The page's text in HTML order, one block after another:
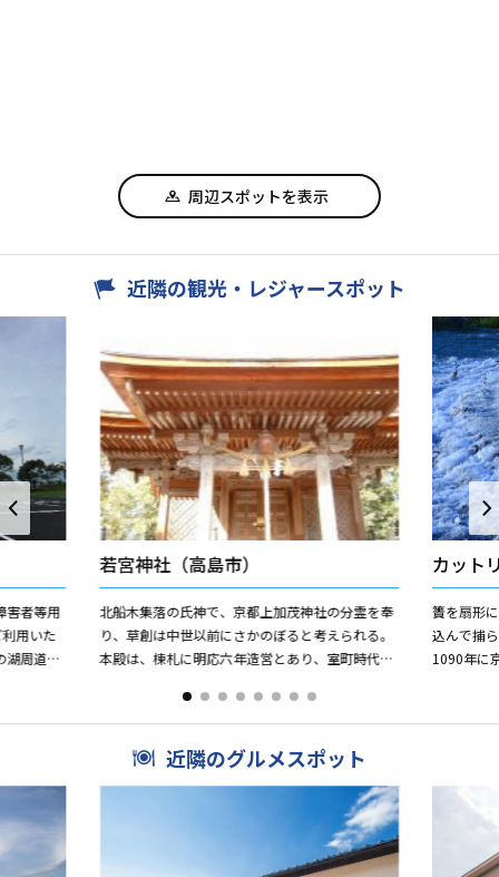
周辺スポットを表示
近隣の観光・レジャースポット
害者等用
用いた
湖周道路
若宮神社（高島市）
北船木集落の氏神で、京都上加茂神社の分霊を奉
り、草創は中世以前にさかのぼると考えられる。
本殿は、棟札に明応六年造営とあり、室町時代の
造営当時の姿が見...
カット
簀を扇形
込んで捕
1090年に
近隣のグルメスポット